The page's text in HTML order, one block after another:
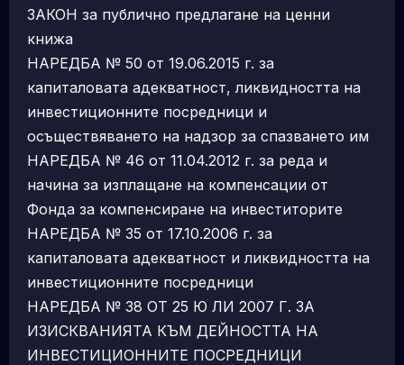
ЗАКОН за публично предлагане на ценни
книжа
НАРЕДБА № 50 от 19.06.2015 г. за
капиталовата адекватност, ликвидността на
инвестиционните посредници и
осъществяването на надзор за спазването им
НАРЕДБА № 46 от 11.04.2012 г. за реда и
начина за изплащане на компенсации от
Фонда за компенсиране на инвеститорите
НАРЕДБА № 35 от 17.10.2006 г. за
капиталовата адекватност и ликвидността на
инвестиционните посредници
НАРЕДБА № 38 ОТ 25 Ю ЛИ 2007 Г. ЗА
ИЗИСКВАНИЯТА КЪМ ДЕЙНОСТТА НА
ИНВЕСТИЦИОННИТЕ ПОСРЕДНИЦИ